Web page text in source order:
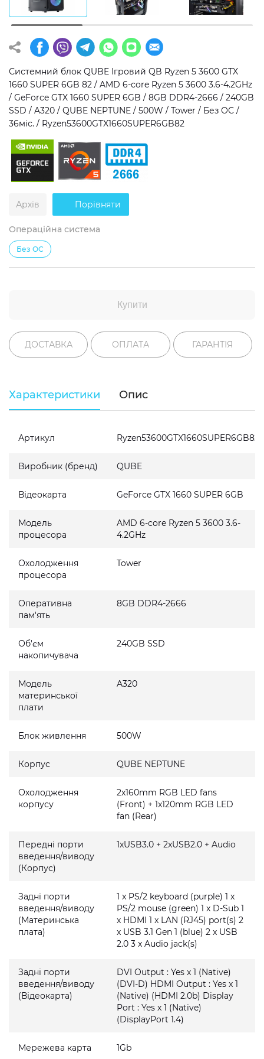
Операційна система
Windows 11 Home
Windows 11 Pro
Без ОС
Тип накопичувача
SSD
HDD
SSD + HDD
Додатково
RGB-підсвічування
Розблокований множник CPU
Надшвидкий M.2 SSD NVME
Системний блок QUBE Ігровий QB Ryzen 5 3600 GTX
1660 SUPER 6GB 82 / AMD 6-core Ryzen 5 3600 3.6-4.2GHz
/ GeForce GTX 1660 SUPER 6GB / 8GB DDR4-2666 / 240GB
SSD / A320 / QUBE NEPTUNE / 500W / Tower / Без ОС /
36міс. / Ryzen53600GTX1660SUPER6GB82
Архів Порівняти
Операційна система
Без ОС
Купити
ДОСТАВКА ОПЛАТА ГАРАНТІЯ
Характеристики Опис
Артикул Ryzen53600GTX1660SUPER6GB82
Виробник (бренд) QUBE
Відеокарта GeForce GTX 1660 SUPER 6GB
Модель
процесора
AMD 6-core Ryzen 5 3600 3.6-
4.2GHz
Охолодження
процесора
Tower
Оперативна
пам'ять
8GB DDR4-2666
Об'єм
накопичувача
240GB SSD
Модель
материнської
плати
A320
Блок живлення 500W
Корпус QUBE NEPTUNE
Охолодження
корпусу
2x160mm RGB LED fans
(Front) + 1x120mm RGB LED
fan (Rear)
Передні порти
введення/виводу
(Корпус)
1xUSB3.0 + 2xUSB2.0 + Audio
Задні порти
введення/виводу
(Материнська
плата)
1 x PS/2 keyboard (purple) 1 x
PS/2 mouse (green) 1 x D-Sub 1
x HDMI 1 x LAN (RJ45) port(s) 2
x USB 3.1 Gen 1 (blue) 2 x USB
2.0 3 x Audio jack(s)
Задні порти
введення/виводу
(Відеокарта)
DVI Output : Yes x 1 (Native)
(DVI-D) HDMI Output : Yes x 1
(Native) (HDMI 2.0b) Display
Port : Yes x 1 (Native)
(DisplayPort 1.4)
Мережева карта 1Gb